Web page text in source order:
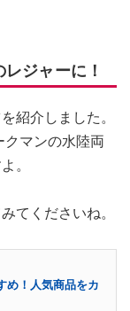
ジャーに！
紹介しました。
マンの水陸両
。
てくださいね。
め！人気商品をカ